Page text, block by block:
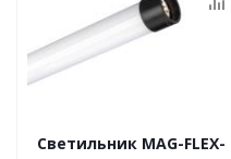
Светильник MAG-FLEX-